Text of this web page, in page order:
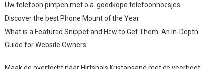
Uw telefoon pimpen met o.a. goedkope telefoonhoesjes
Discover the best Phone Mount of the Year
What is a Featured Snippet and How to Get Them: An In-Depth
Guide for Website Owners
Maak de overtocht naar Hirtshals Kristansand met de veerboot